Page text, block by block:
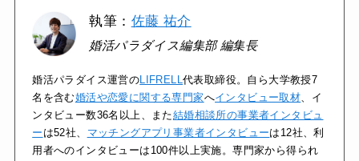
執筆： 佐藤 祐介
婚活パラダイス編集部 編集長
婚活パラダイス運営のLIFRELL代表取締役。自ら大学教授7
名を含む婚活や恋愛に関する専門家へインタビュー取材、イ
ンタビュー数36名以上、また結婚相談所の事業者インタビュ
ー は52社、 マッチングアプリ事業者インタビューは12社、利
用者へのインタビューは100件以上実施。専門家から得られ